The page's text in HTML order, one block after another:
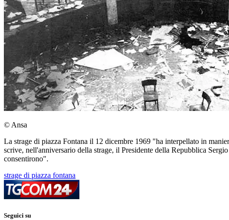
© Ansa
La strage di piazza Fontana il 12 dicembre 1969 "ha interpellato in
scrive, nell'anniversario della strage, il Presidente della Repubblica
consentirono".
strage di piazza fontana
Seguici su